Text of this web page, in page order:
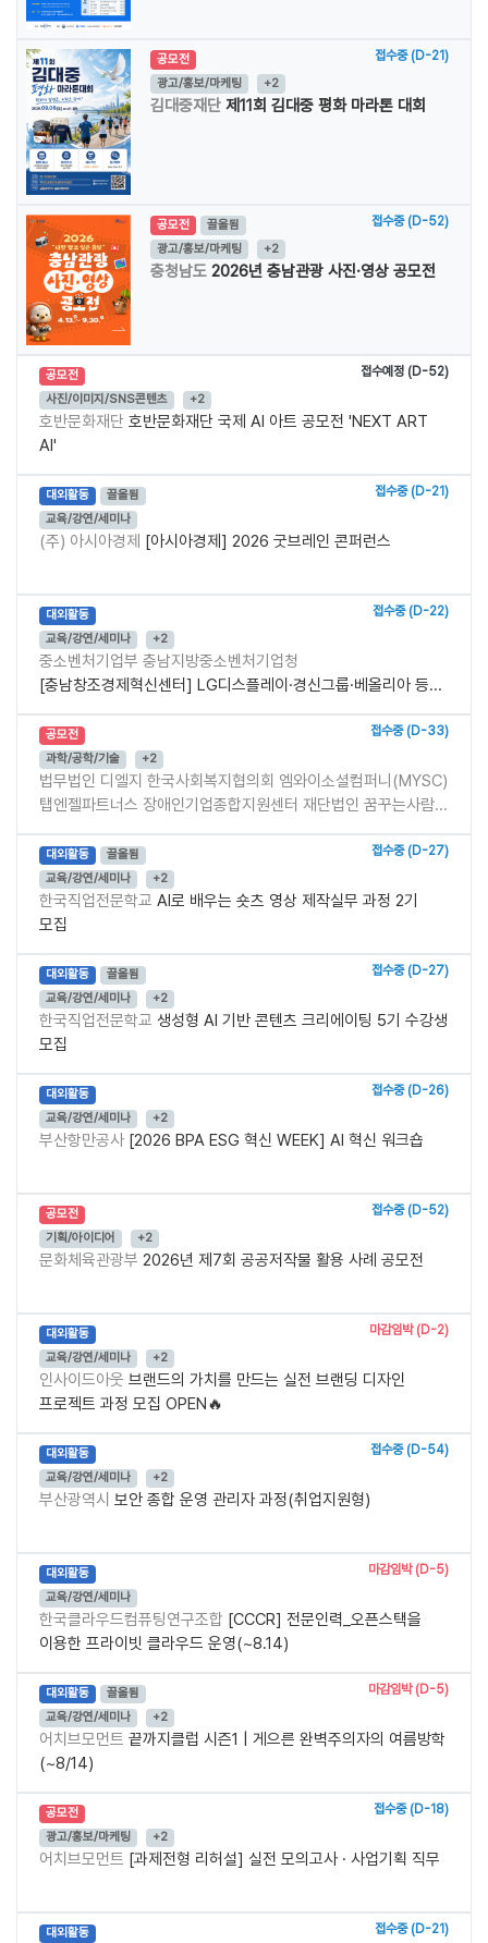
공모전
접수중 (D-21)
광고/홍보/마케팅
+2
김대중재단 제11회 김대중 평화 마라톤 대회
공모전 끌올됨
접수중 (D-52)
광고/홍보/마케팅
+2
충청남도 2026년 충남관광 사진·영상 공모전
공모전
접수예정 (D-52)
사진/이미지/SNS콘텐츠
+2
호반문화재단 호반문화재단 국제 AI 아트 공모전 'NEXT ART
AI'
대외활동 끌올됨
접수중 (D-21)
교육/강연/세미나
(주) 아시아경제 [아시아경제] 2026 굿브레인 콘퍼런스
대외활동
접수중 (D-22)
교육/강연/세미나
+2
중소벤처기업부 충남지방중소벤처기업청
[충남창조경제혁신센터] LG디스플레이·경신그룹·베올리아 등...
공모전
접수중 (D-33)
과학/공학/기술
+2
법무법인 디엘지 한국사회복지협의회 엠와이소셜컴퍼니(MYSC)
탭엔젤파트너스 장애인기업종합지원센터 재단법인 꿈꾸는사람...
대외활동 끌올됨
접수중 (D-27)
교육/강연/세미나
+2
한국직업전문학교 AI로 배우는 숏츠 영상 제작실무 과정 2기
모집
대외활동 끌올됨
접수중 (D-27)
교육/강연/세미나
+2
한국직업전문학교 생성형 AI 기반 콘텐츠 크리에이팅 5기 수강생
모집
대외활동
접수중 (D-26)
교육/강연/세미나
+2
부산항만공사 [2026 BPA ESG 혁신 WEEK] AI 혁신 워크숍
공모전
접수중 (D-52)
기획/아이디어
+2
문화체육관광부 2026년 제7회 공공저작물 활용 사례 공모전
대외활동
마감임박 (D-2)
교육/강연/세미나
+2
인사이드아웃 브랜드의 가치를 만드는 실전 브랜딩 디자인
프로젝트 과정 모집 OPEN🔥
대외활동
접수중 (D-54)
교육/강연/세미나
+2
부산광역시 보안 종합 운영 관리자 과정(취업지원형)
대외활동
마감임박 (D-5)
교육/강연/세미나
한국클라우드컴퓨팅연구조합 [CCCR] 전문인력_오픈스택을
이용한 프라이빗 클라우드 운영(~8.14)
대외활동 끌올됨
마감임박 (D-5)
교육/강연/세미나
+2
어치브모먼트 끝까지클럽 시즌1 | 게으른 완벽주의자의 여름방학
(~8/14)
공모전
접수중 (D-18)
광고/홍보/마케팅
+2
어치브모먼트 [과제전형 리허설] 실전 모의고사 · 사업기획 직무
대외활동
접수중 (D-21)